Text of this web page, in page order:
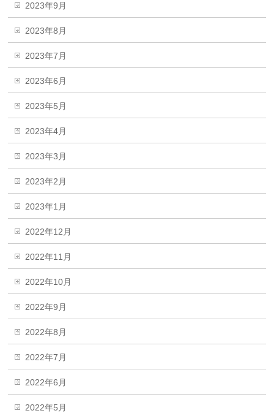
2023年9月
2023年8月
2023年7月
2023年6月
2023年5月
2023年4月
2023年3月
2023年2月
2023年1月
2022年12月
2022年11月
2022年10月
2022年9月
2022年8月
2022年7月
2022年6月
2022年5月